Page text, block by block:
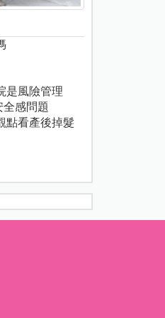
是風險管理
感問題
點看產後掉髮